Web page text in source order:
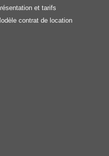
et tarifs
contrat de location